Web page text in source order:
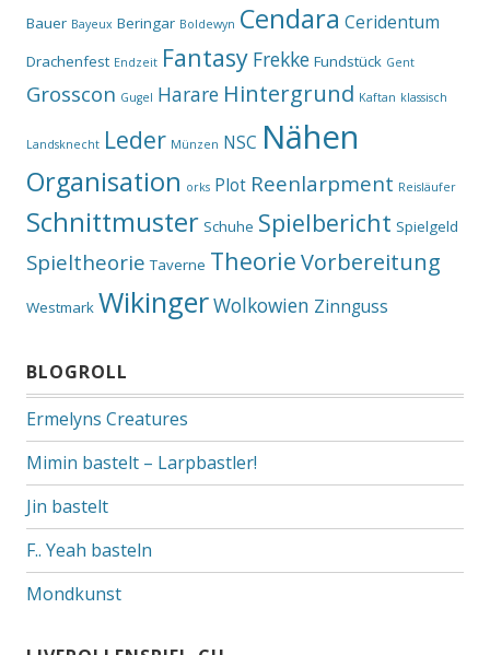
Bauer Bayeux Beringar Boldewyn Cendara Ceridentum
Drachenfest Endzeit Fantasy Frekke Fundstück Gent
Grosscon Gugel Harare Hintergrund Kaftan klassisch
Landsknecht Leder Münzen NSC Nähen
Organisation orks Plot Reenlarpment Reisläufer
Schnittmuster Schuhe Spielbericht Spielgeld
Spieltheorie Taverne TheorieVorbereitung
Westmark WikingerWolkowien Zinnguss
BLOGROLL
Ermelyns Creatures
Mimin bastelt – Larpbastler!
Jin bastelt
F.. Yeah basteln
Mondkunst